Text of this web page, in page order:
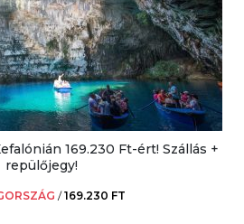
169.230 Ft-ért! Szállás +
repülőjegy!
/169.230 FT